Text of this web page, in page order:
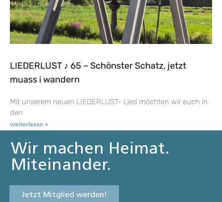
LIEDERLUST ♪ 65 – Schönster Schatz, jetzt
muass i wandern
Mit unserem neuen LIEDERLUST- Lied möchten wir euch in
den
weiterlesen »
Wir machen Heimat.
Miteinander.
Jetzt Mitglied werden!